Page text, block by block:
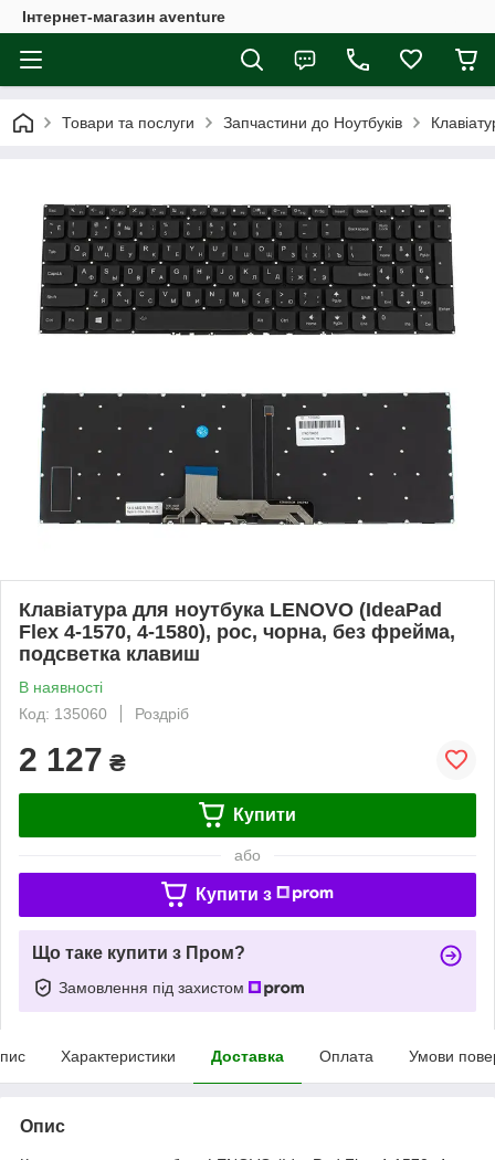
Інтернет-магазин aventure
Товари та послуги Запчастини до Ноутбуків
Клавіатура для ноутбука LENOVO (IdeaPad
Flex 4-1570, 4-1580), рос, чорна, без фрейма,
подсветка клавиш
В наявності
Код: 135060
Роздріб
2 127 ₴
Купити
або
Купити з
Що таке купити з Пром?
Замовлення під захистом
Характеристики Доставка Оплата Умови
Опис